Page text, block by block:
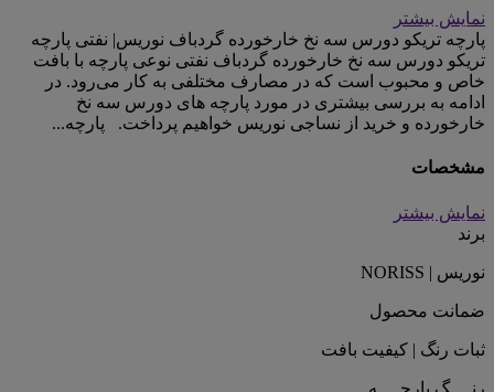
نمایش بیشتر
پارچه تریکو دورس سه نخ خارخورده گردباف نوریس| نفتی پارچه
تریکو دورس سه نخ خارخورده گردباف نفتی نوعی پارچه با بافت
خاص و محبوب است که در مصارف مختلفی به کار می‌رود. در
ادامه به بررسی بیشتری در مورد پارچه های دورس سه نخ
خارخورده و خرید از نساجی نوریس خواهیم پرداخت. پارچه...
مشخصات
نمایش بیشتر
برند
نوریس | NORISS
ضمانت محصول
ثبات رنگ | کیفیت بافت
رنــــگ پارچــــه